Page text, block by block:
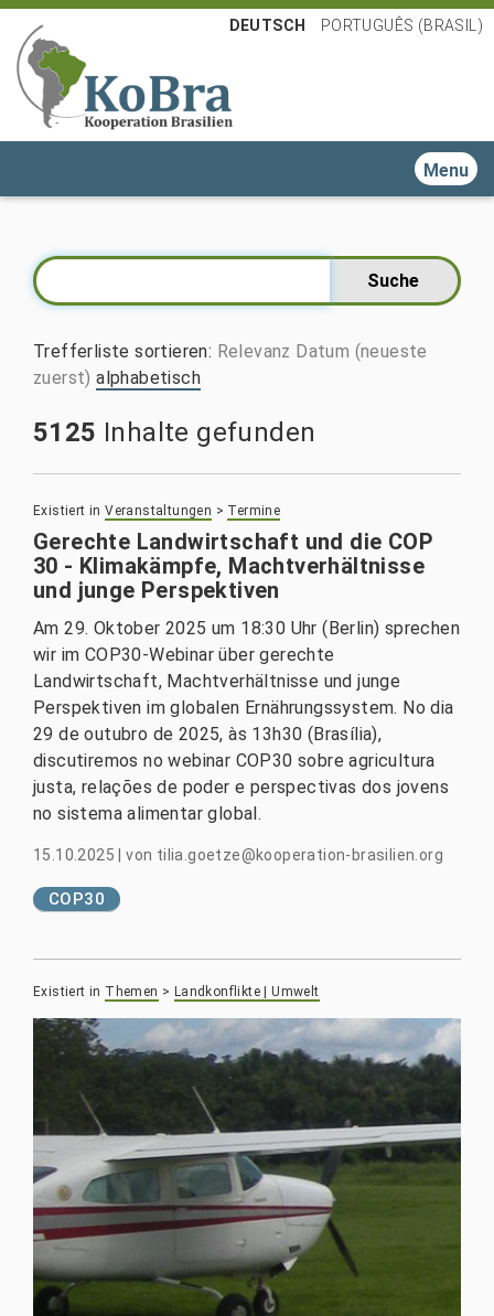
DEUTSCH PORTUGUÊS (BRASIL)
Toggle
Trefferliste sortieren: Relevanz Datum (neueste
zuerst) alphabetisch
5125 Inhalte gefunden
Existiert in Veranstaltungen > Termine
Gerechte Landwirtschaft und die COP
30 - Klimakämpfe, Machtverhältnisse
und junge Perspektiven
Am 29. Oktober 2025 um 18:30 Uhr (Berlin) sprechen
wir im COP30-Webinar über gerechte
Landwirtschaft, Machtverhältnisse und junge
Perspektiven im globalen Ernährungssystem. No dia
29 de outubro de 2025, às 13h30 (Brasília),
discutiremos no webinar COP30 sobre agricultura
justa, relações de poder e perspectivas dos jovens
no sistema alimentar global.
15.10.2025 |von tilia.goetze@kooperation-brasilien.org
COP30
Existiert in Themen > Landkonflikte | Umwelt